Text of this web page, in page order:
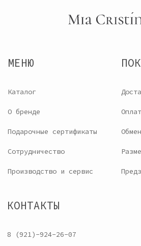
персональных данных
конфиденциальности
Все права защищены
Будь в курсе наших новинок и акций
Разработка сайта
Борисовна,